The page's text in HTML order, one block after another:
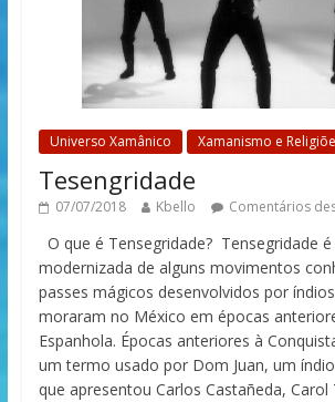
Universo Xamânico Xamanismo e
Tesengridade
07/07/2018 Kbello Comentários
O que é Tensegridade? Tensegridade
modernizada de alguns movimentos
passes mágicos desenvolvidos por
moraram no México em épocas
Espanhola. Épocas anteriores à
um termo usado por Dom Juan, um
que apresentou Carlos Castañeda, Carol